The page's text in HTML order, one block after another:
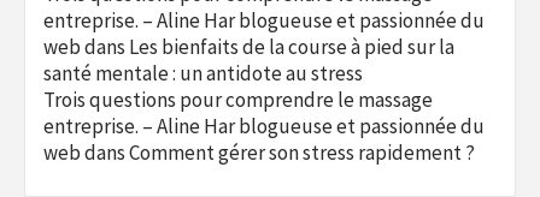
entreprise. – Aline Har blogueuse et passionnée du
webdans Les bienfaits de la course à pied sur la
santé mentale : un antidote au stress
Trois questions pour comprendre le massage
entreprise. – Aline Har blogueuse et passionnée du
webdansComment gérer son stress rapidement ?